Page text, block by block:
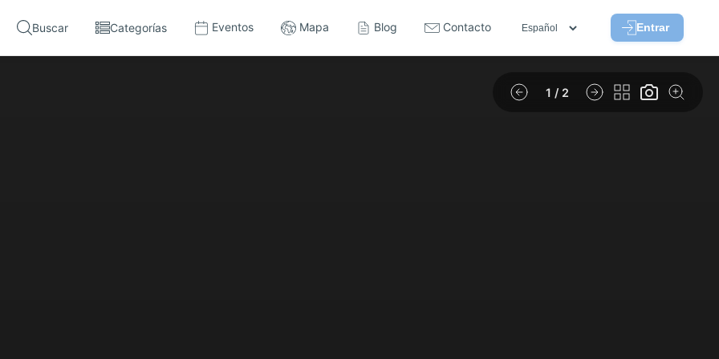
Buscar Categorías Eventos Mapa Blog Contacto Entrar
1 / 2